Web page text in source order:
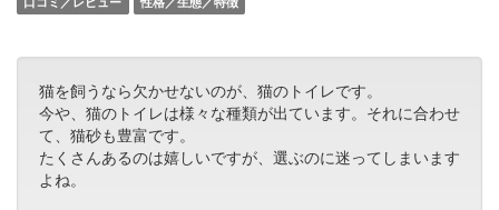
猫を飼うなら欠かせないのが、猫のトイレです。
今や、猫のトイレは様々な種類が出ています。それに合わせ
て、猫砂も豊富です。
たくさんあるのは嬉しいですが、選ぶのに迷ってしまいます
よね。